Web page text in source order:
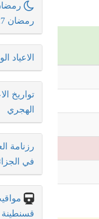
رمضان 2026: مواعيد
رمضان 2027
الاعياد
تواريخ
الهجري
رزنامة
في
قسنطينة